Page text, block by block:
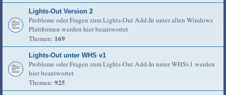
Lights-Out Version 2
Probleme oder Fragen zum Lights-Out Add-In unter allen Windows
Plattformen werden hier beantwortet
Themen: 169
Lights-Out unter WHS v1
Probleme oder Fragen zum Lights-Out Add-In unter WHSv1 werden
hier beantwortet
Themen: 925